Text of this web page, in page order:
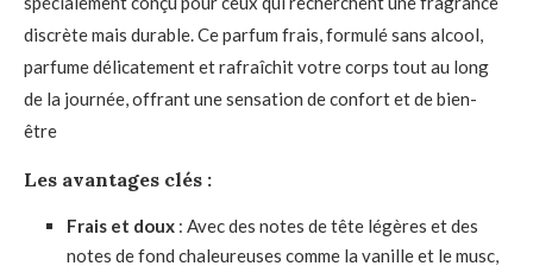
discrète mais durable. Ce parfum frais, formulé sans alcool,
parfume délicatement et rafraîchit votre corps tout au long
de la journée, offrant une sensation de confort et de bien-
être
Les avantages clés :
Frais et doux : Avec des notes de tête légères et des
notes de fond chaleureuses comme la vanille et le musc,